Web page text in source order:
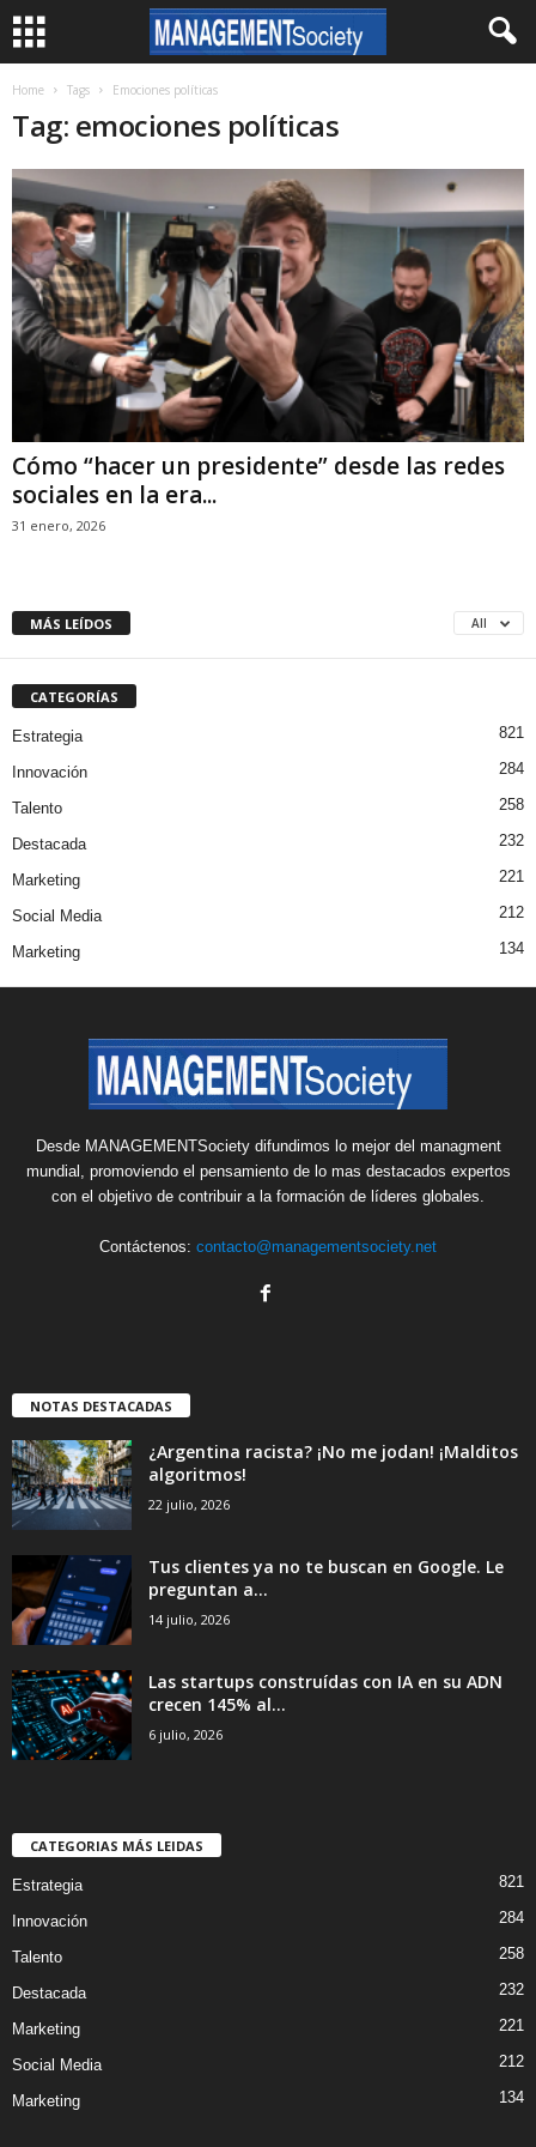
Home Tags Emociones políticas
Tag: emociones políticas
Cómo “hacer un presidente” desde las redes
sociales en la era...
31 enero, 2026
MÁS LEÍDOS All
CATEGORÍAS
Estrategia 821
Innovación 284
Talento 258
Destacada 232
Marketing 221
Social Media 212
Marketing 134
Desde MANAGEMENTSociety difundimos lo mejor del managment
mundial, promoviendo el pensamiento de lo mas destacados expertos
con el objetivo de contribuir a la formación de líderes globales.
Contáctenos: contacto@managementsociety.net
NOTAS DESTACADAS
¿Argentina racista? ¡No me jodan! ¡Malditos
algoritmos!
22 julio, 2026
Tus clientes ya no te buscan en Google. Le
preguntan a...
14 julio, 2026
Las startups construídas con IA en su ADN
crecen 145% al...
6 julio, 2026
CATEGORIAS MÁS LEIDAS
Estrategia 821
Innovación 284
Talento 258
Destacada 232
Marketing 221
Social Media 212
Marketing 134